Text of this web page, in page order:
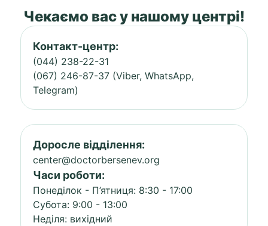
Чекаємо вас у нашому центрі!
Контакт-центр:
(044) 238-22-31
(067) 246-87-37 (Viber, WhatsApp,
Telegram)
Доросле відділення:
center@doctorbersenev.org
Часи роботи:
Понеділок - П’ятниця: 8:30 - 17:00
Субота: 9:00 - 13:00
Неділя: вихідний